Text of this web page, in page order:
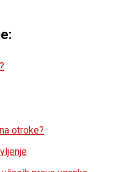
otroke?